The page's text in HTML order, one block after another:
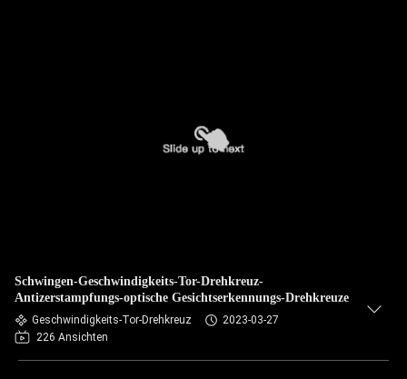
Schwingen-Geschwindigkeits-Tor-Drehkreuz-
Antizerstampfungs-optische Gesichtserkennungs-Drehkreuze
Geschwindigkeits-Tor-Drehkreuz
2023-03-27
226 Ansichten